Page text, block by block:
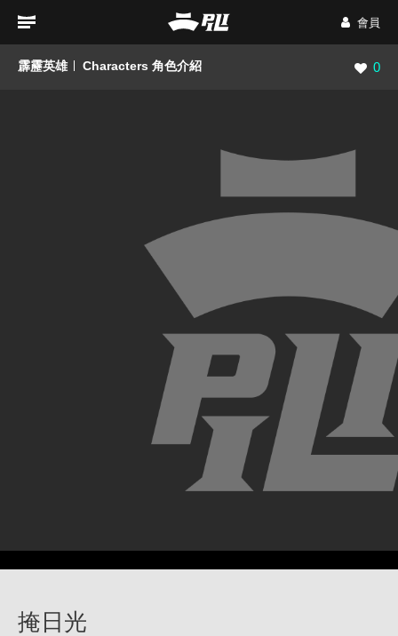
會員
霹靂英雄 Characters 角色介紹 瀏覽
0
掩日光